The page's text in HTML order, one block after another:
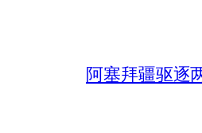
阿塞拜疆驱逐